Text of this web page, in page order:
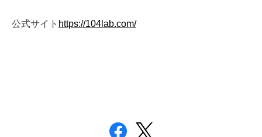
公式サイト https://104lab.com/